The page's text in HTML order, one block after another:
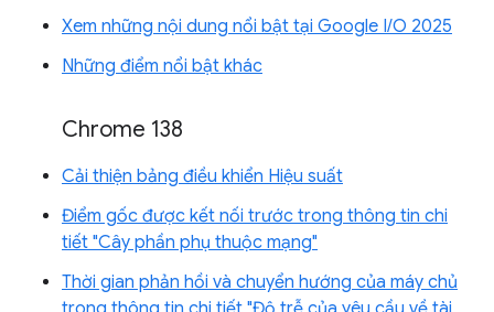
Xem những nội dung nổi bật tại Google I/O 2025
Những điểm nổi bật khác
Chrome 138
Cải thiện bảng điều khiển Hiệu suất
Điểm gốc được kết nối trước trong thông tin chi
tiết "Cây phần phụ thuộc mạng"
Thời gian phản hồi và chuyển hướng của máy chủ